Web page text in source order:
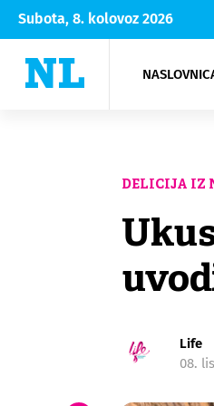
Subota, 8. kolovoz 2026
DELICIJA IZ
Life
08.